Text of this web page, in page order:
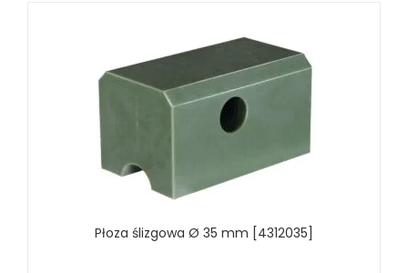
WYPOSAŻENIE FREZAREK KRAWĘDZIOWYCH
WYPOSAŻENIE GIĘTAREK
WYPOSAŻENIE GILOTYN
WYPOSAŻENIE GWINCIAREK
WYPOSAŻENIE ODCIĄGÓW MASZYN DO METALU
WYPOSAŻENIE PIŁ TARCZOWYCH DO METALU
WYPOSAŻENIE PIŁ TAŚMOWYCH DO METALU
WYPOSAŻENIE SPĘCZAREK
Płoza ślizgowa Ø 35 mm [4312035]